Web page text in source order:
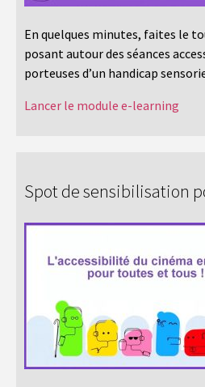
En quelques minutes, faites le
posant autour des séances
porteuses d’un handicap
Lancer le module e-learning
Spot de sensibilisation